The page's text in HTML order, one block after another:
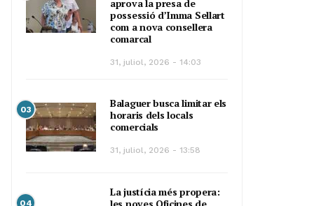
aprova la presa de
possessió d’Imma Sellart
com a nova consellera
comarcal
31, juliol, 2026 - 14:03
03
Balaguer busca limitar els
horaris dels locals
comercials
31, juliol, 2026 - 13:58
04
La justícia més propera: